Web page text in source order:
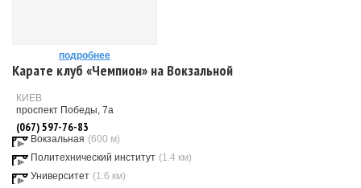
подробнее
Карате клуб «Чемпион» на Вокзальной
КИЕВ
проспект Победы, 7а
(067) 597-76-83
Вокзальная (600 м)
Политехнический институт (1.4 км)
Университет (1.6 км)